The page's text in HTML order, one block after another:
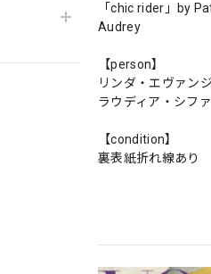
「chic rider」by
Audrey
【person】
リンダ・エヴァ
ラウディア・シフ
【condition】
裏表紙折れ線あり